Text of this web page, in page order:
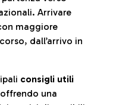
Arrivare
maggiore
dall’arrivo in
consigli utili
una